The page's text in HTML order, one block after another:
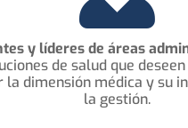
y líderes de áreas
de salud que
la dimensión médica y su
la gestión.